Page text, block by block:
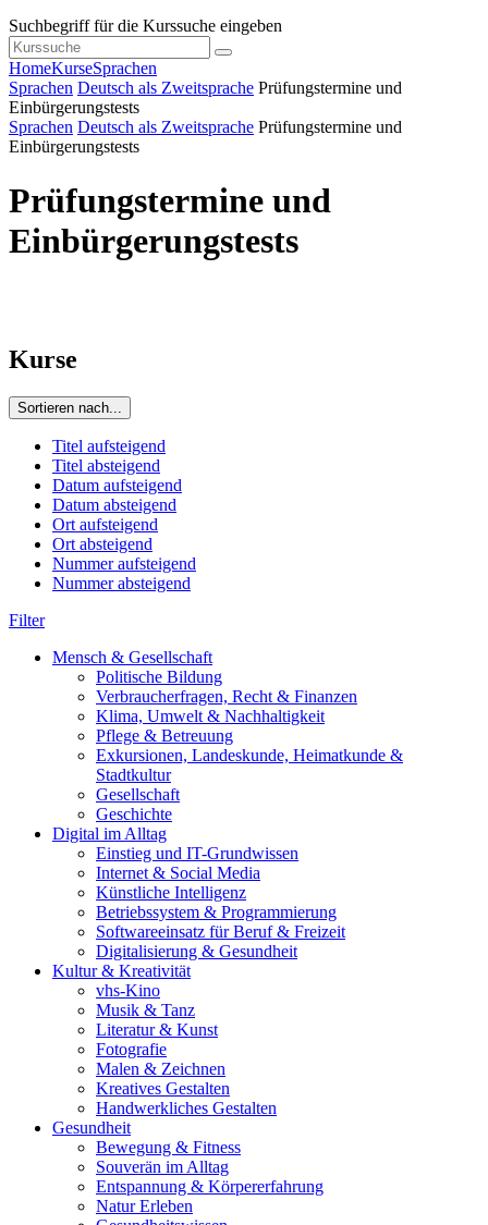
Suchbegriff für die Kurssuche eingeben
HomeKurseSprachen
Sprachen Deutsch als Zweitsprache Prüfungstermine und
Einbürgerungstests
Sprachen Deutsch als Zweitsprache Prüfungstermine und
Einbürgerungstests
Prüfungstermine und
Einbürgerungstests
Kurse
Sortieren nach...
Titel aufsteigend
Titel absteigend
Datum aufsteigend
Datum absteigend
Ort aufsteigend
Ort absteigend
Nummer aufsteigend
Nummer absteigend
Filter
Mensch & Gesellschaft
Politische Bildung
Verbraucherfragen, Recht & Finanzen
Klima, Umwelt & Nachhaltigkeit
Pflege & Betreuung
Exkursionen, Landeskunde, Heimatkunde &
Stadtkultur
Gesellschaft
Geschichte
Digital im Alltag
Einstieg und IT-Grundwissen
Internet & Social Media
Künstliche Intelligenz
Betriebssystem & Programmierung
Softwareeinsatz für Beruf & Freizeit
Digitalisierung & Gesundheit
Kultur & Kreativität
vhs-Kino
Musik & Tanz
Literatur & Kunst
Fotografie
Malen & Zeichnen
Kreatives Gestalten
Handwerkliches Gestalten
Gesundheit
Bewegung & Fitness
Souverän im Alltag
Entspannung & Körpererfahrung
Natur Erleben